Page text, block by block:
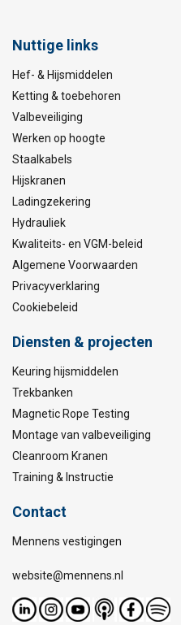
Nuttige links
Hef- & Hijsmiddelen
Ketting & toebehoren
Valbeveiliging
Werken op hoogte
Staalkabels
Hijskranen
Ladingzekering
Hydrauliek
Kwaliteits- en VGM-beleid
Algemene Voorwaarden
Privacyverklaring
Cookiebeleid
Diensten & projecten
Keuring hijsmiddelen
Trekbanken
Magnetic Rope Testing
Montage van valbeveiliging
Cleanroom Kranen
Training & Instructie
Contact
Mennens vestigingen
website@mennens.nl